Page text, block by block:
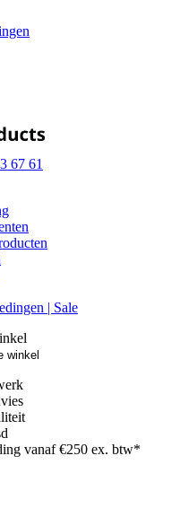
67 61
| Sale
vanaf €250 ex. btw*